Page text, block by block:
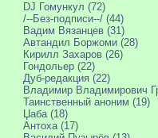
DJ Гомункул (72)
/--Без-подписи--/ (44)
Вадим Вязанцев (31)
Автандил Боржоми (28)
Кирилл Захаров (26)
Гондольер (22)
Дуб-редакция (22)
Владимир Владимирович
Таинственный аноним (19)
Џаба (18)
Антоха (17)